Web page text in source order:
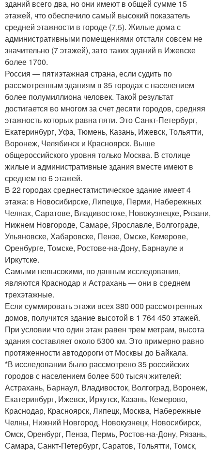
зданий всего два, но они имеют в общей сумме 15
этажей, что обеспечило самый высокий показатель
средней этажности в городе (7,5). Жилые дома с
административными помещениями отстали совсем не
значительно (7 этажей), зато таких зданий в Ижевске
более 1700.
Россия — пятиэтажная страна, если судить по
рассмотренным зданиям в 35 городах с населением
более полумиллиона человек. Такой результат
достигается во многом за счет десяти городов, средняя
этажность которых равна пяти. Это Санкт-Петербург,
Екатеринбург, Уфа, Тюмень, Казань, Ижевск, Тольятти,
Воронеж, Челябинск и Красноярск. Выше
общероссийского уровня только Москва. В столице
жилые и административные здания вместе имеют в
среднем по 6 этажей.
В 22 городах среднестатистическое здание имеет 4
этажа: в Новосибирске, Липецке, Перми, Набережных
Челнах, Саратове, Владивостоке, Новокузнецке, Рязани,
Нижнем Новгороде, Самаре, Ярославле, Волгограде,
Ульяновске, Хабаровске, Пензе, Омске, Кемерове,
Оренбурге, Томске, Ростове-на-Дону, Барнауле и
Иркутске.
Самыми невысокими, по данным исследования,
являются Краснодар и Астрахань — они в среднем
трехэтажные.
Если суммировать этажи всех 380 000 рассмотренных
домов, получится здание высотой в 1 764 450 этажей.
При условии что один этаж равен трем метрам, высота
здания составляет около 5300 км. Это примерно равно
протяженности автодороги от Москвы до Байкала.
*В исследовании было рассмотрено 35 российских
городов с населением более 500 тысяч жителей:
Астрахань, Барнаул, Владивосток, Волгоград, Воронеж,
Екатеринбург, Ижевск, Иркутск, Казань, Кемерово,
Краснодар, Красноярск, Липецк, Москва, Набережные
Челны, Нижний Новгород, Новокузнецк, Новосибирск,
Омск, Оренбург, Пенза, Пермь, Ростов-на-Дону, Рязань,
Самара, Санкт-Петербург, Саратов, Тольятти, Томск,